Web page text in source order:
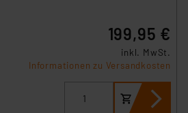
199,95 €
inkl. MwSt.
Informationen zu Versandkosten